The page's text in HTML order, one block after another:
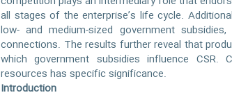
all stages of the enterprise’s life cycle.
low- and medium-sized government
connections. The results further reveal that
which government subsidies influence CSR.
resources has specific significance.
Introduction